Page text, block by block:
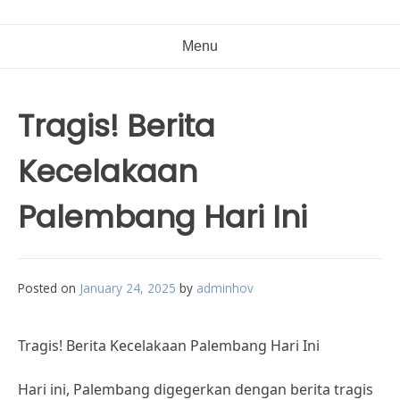
Menu
Tragis! Berita
Kecelakaan
Palembang Hari Ini
Posted on January 24, 2025 by adminhov
Tragis! Berita Kecelakaan Palembang Hari Ini
Hari ini, Palembang digegerkan dengan berita tragis